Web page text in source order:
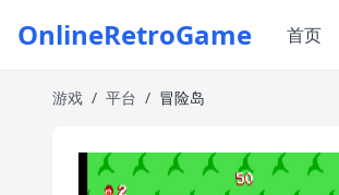
OnlineRetroGame 首页
游戏 / 平台 / 冒险岛